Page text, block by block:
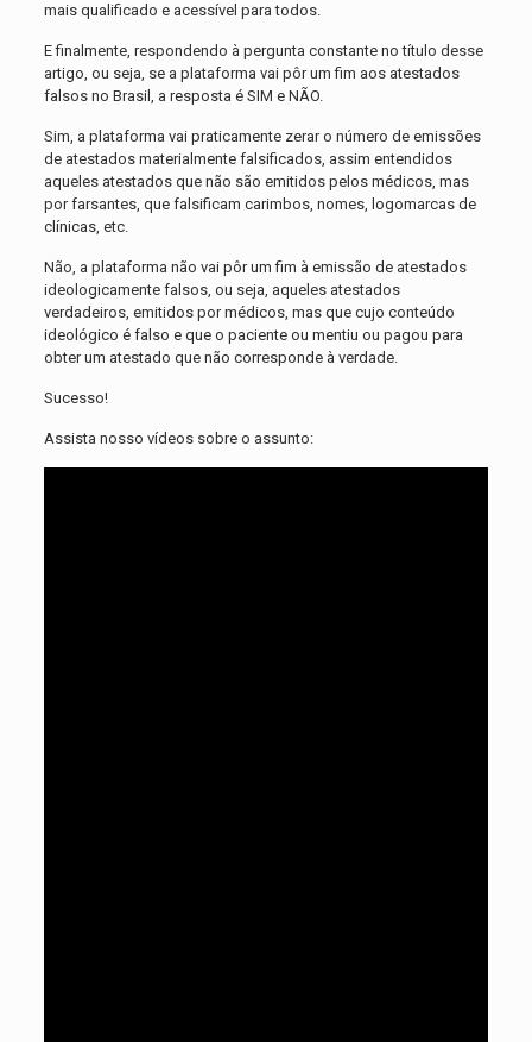
mais qualificado e acessível para todos.
E finalmente, respondendo à pergunta constante no título desse
artigo, ou seja, se a plataforma vai pôr um fim aos atestados
falsos no Brasil, a resposta é SIM e NÃO.
Sim, a plataforma vai praticamente zerar o número de emissões
de atestados materialmente falsificados, assim entendidos
aqueles atestados que não são emitidos pelos médicos, mas
por farsantes, que falsificam carimbos, nomes, logomarcas de
clínicas, etc.
Não, a plataforma não vai pôr um fim à emissão de atestados
ideologicamente falsos, ou seja, aqueles atestados
verdadeiros, emitidos por médicos, mas que cujo conteúdo
ideológico é falso e que o paciente ou mentiu ou pagou para
obter um atestado que não corresponde à verdade.
Sucesso!
Assista nosso vídeos sobre o assunto: